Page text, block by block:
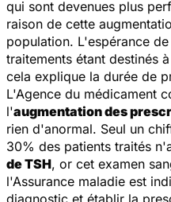
qui sont devenues plus
raison de cette
population. L'espérance
traitements étant destinés
cela explique la durée de
L'Agence du médicament
l'augmentation des
rien d'anormal. Seul un
30% des patients traités
de TSH, or cet examen
l'Assurance maladie est
diagnostic et établir la